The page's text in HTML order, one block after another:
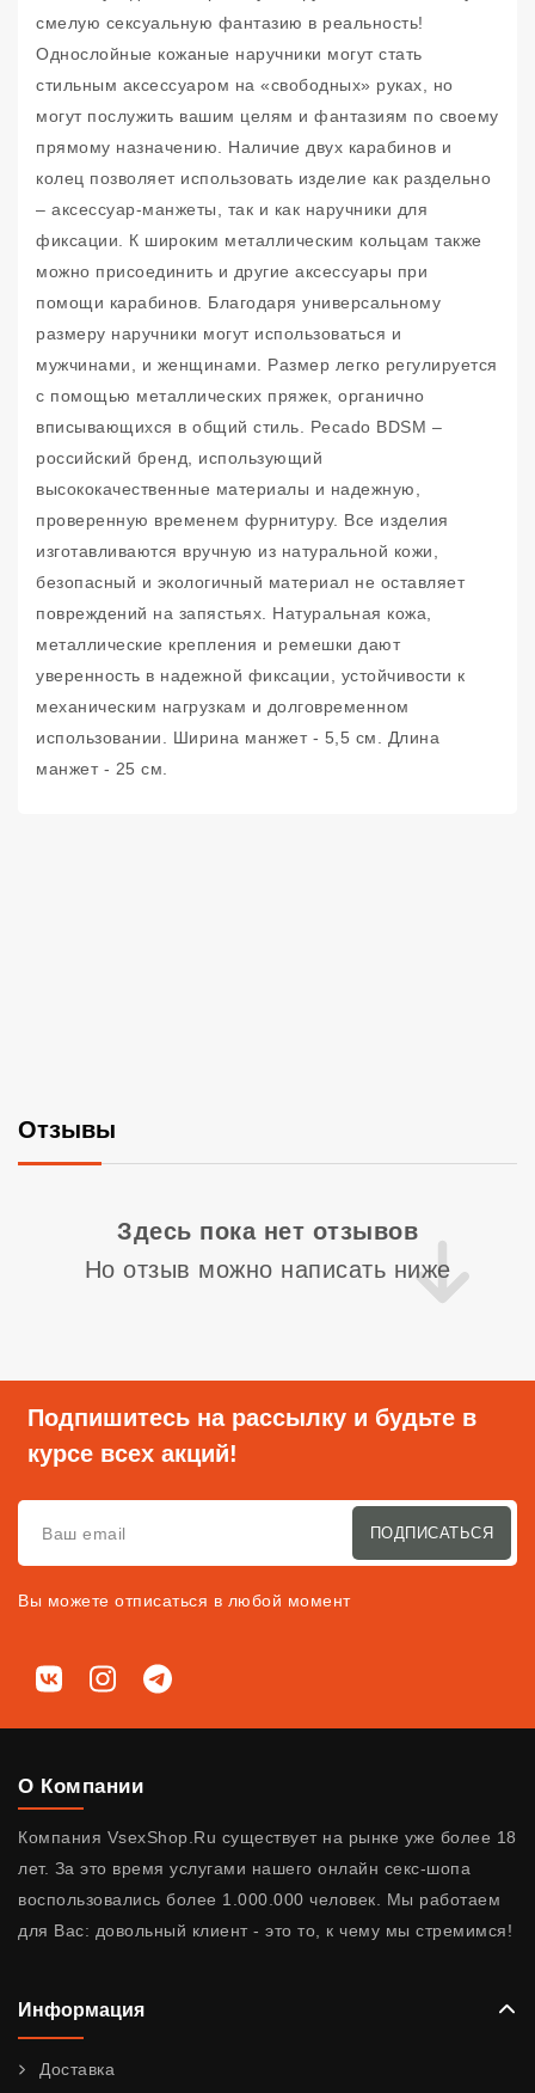
смелую сексуальную фантазию в реальность!
Однослойные кожаные наручники могут стать
стильным аксессуаром на «свободных» руках, но
могут послужить вашим целям и фантазиям по своему
прямому назначению. Наличие двух карабинов и
колец позволяет использовать изделие как раздельно
– аксессуар-манжеты, так и как наручники для
фиксации. К широким металлическим кольцам также
можно присоединить и другие аксессуары при
помощи карабинов. Благодаря универсальному
размеру наручники могут использоваться и
мужчинами, и женщинами. Размер легко регулируется
с помощью металлических пряжек, органично
вписывающихся в общий стиль. Pecado BDSM –
российский бренд, использующий
высококачественные материалы и надежную,
проверенную временем фурнитуру. Все изделия
изготавливаются вручную из натуральной кожи,
безопасный и экологичный материал не оставляет
повреждений на запястьях. Натуральная кожа,
металлические крепления и ремешки дают
уверенность в надежной фиксации, устойчивости к
механическим нагрузкам и долговременном
использовании. Ширина манжет - 5,5 см. Длина
манжет - 25 см.
Отзывы
Здесь пока нет отзывов
Но отзыв можно написать ниже
Подпишитесь на рассылку и будьте в
курсе всех акций!
ПОДПИСАТЬСЯ
Вы можете отписаться в любой момент
Мы в соц. сетях
ВКонтактеInstagramTelegram
О Компании
Компания VsexShop.Ru существует на рынке уже более 18
лет. За это время услугами нашего онлайн секс-шопа
воспользовались более 1.000.000 человек. Мы работаем
для Вас: довольный клиент - это то, к чему мы стремимся!
Информация
Доставка